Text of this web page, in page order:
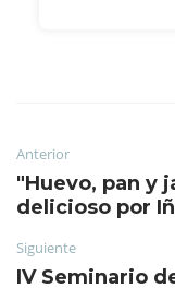
Anterior
"Huevo, pan y
delicioso por
Siguiente
IV Seminario